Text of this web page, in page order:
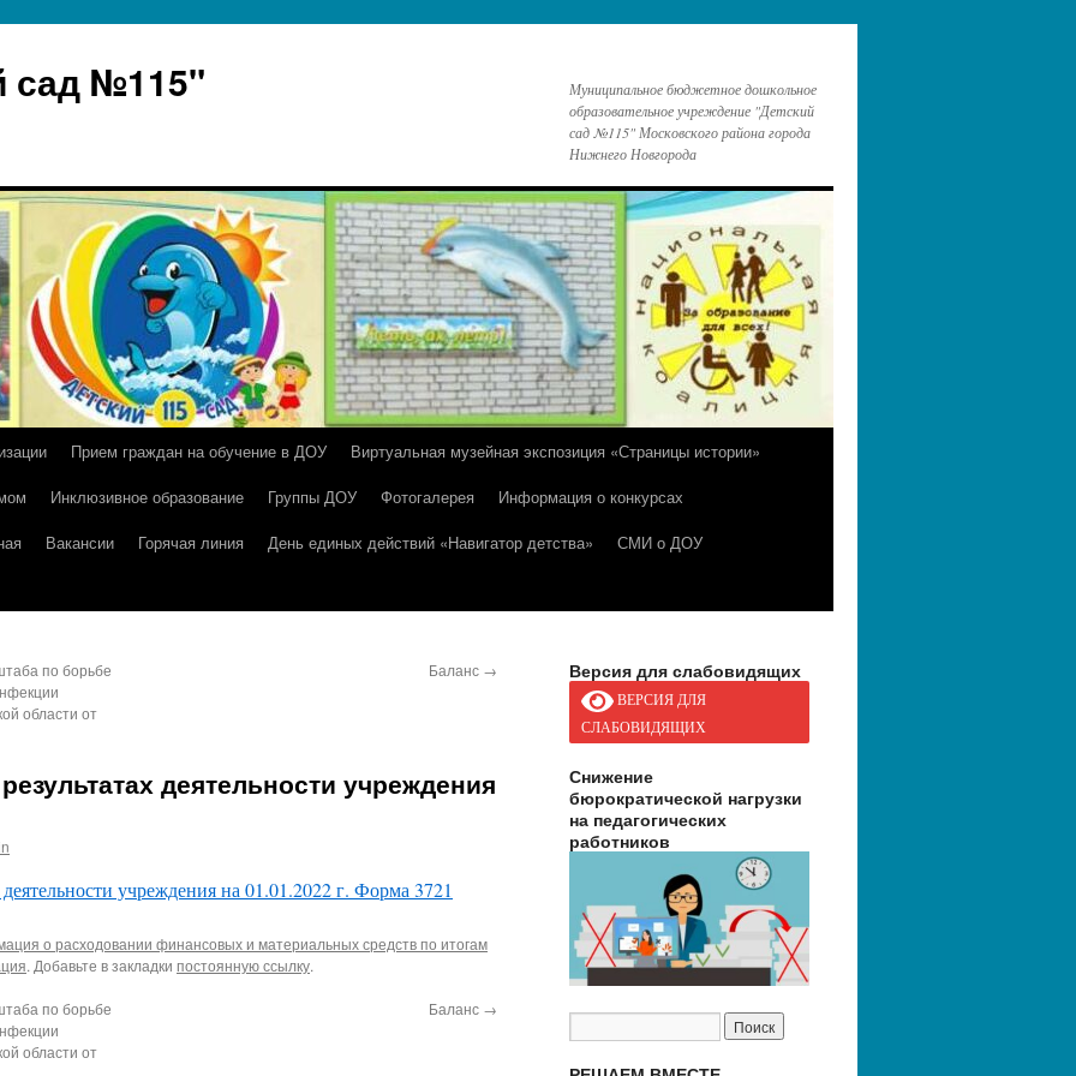
сад №115"
Муниципальное бюджетное дошкольное
образовательное учреждение "Детский
сад №115" Московского района города
Нижнего Новгорода
Прием граждан на обучение в ДОУ
Виртуальная музейная экспозиция «Страницы истории»
Инклюзивное образование Группы ДОУ Фотогалерея
Информация о конкурсах
Вакансии Горячая линия День единых действий «Навигатор детства»
СМИ о ДОУ
по борьбе
области от
Баланс →
деятельности учреждения
учреждения на 01.01.2022 г. Форма 3721
о расходовании финансовых и материальных средств по итогам
. Добавьте в закладки постоянную ссылку.
по борьбе
области от
Баланс →
Версия для слабовидящих
ВЕРСИЯ ДЛЯ
СЛАБОВИДЯЩИХ
Снижение
бюрократической нагрузки
на педагогических
работников